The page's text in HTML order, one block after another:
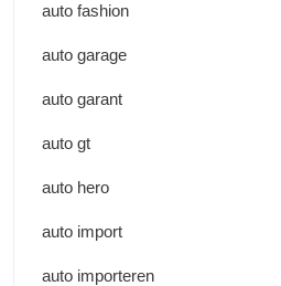
auto fashion
auto garage
auto garant
auto gt
auto hero
auto import
auto importeren